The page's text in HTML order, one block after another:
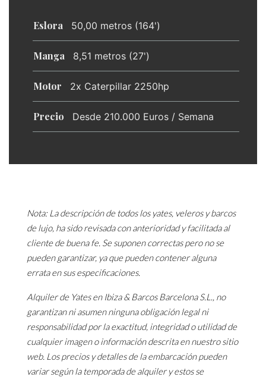
Eslora 50,00 metros (164')
Manga 8,51 metros (27')
Motor 2x Caterpillar 2250hp
Precio Desde 210.000 Euros / Semana
Nota: La descripción de todos los yates, veleros y barcos
de lujo, ha sido revisada con anterioridad y facilitada al
cliente de buena fe. Se suponen correctas pero no se
pueden garantizar, ya que pueden contener alguna
errata en sus especificaciones.
Alquiler de Yates en Ibiza & Barcos Barcelona S.L., no
garantizan ni asumen ninguna obligación legal ni
responsabilidad por la exactitud, integridad o utilidad de
cualquier imagen o información descrita en nuestro sitio
web. Los precios y detalles de la embarcación pueden
variar según la temporada de alquiler y estos se